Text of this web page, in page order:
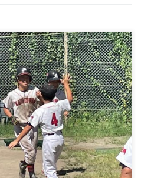
仲山ユニコンズ 三多摩大会、予選